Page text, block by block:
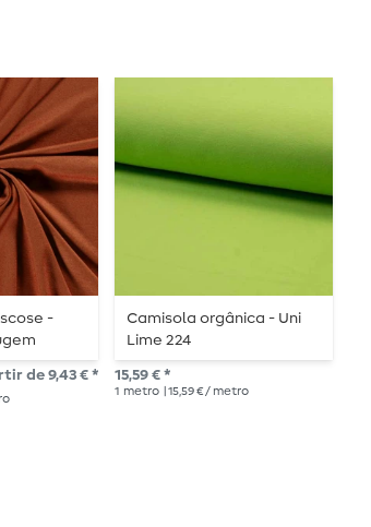
-
de 9,43 € *
Camisola orgânica - Uni
Lime 224
15,59 € *
1 metro | 15,59 € / metro